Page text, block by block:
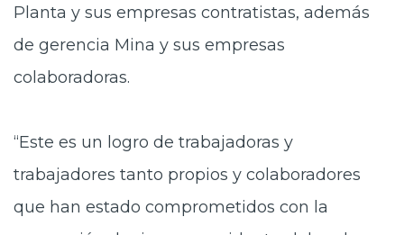
Planta y sus empresas contratistas, además
de gerencia Mina y sus empresas
colaboradoras.
“Este es un logro de trabajadoras y
trabajadores tanto propios y colaboradores
que han estado comprometidos con la